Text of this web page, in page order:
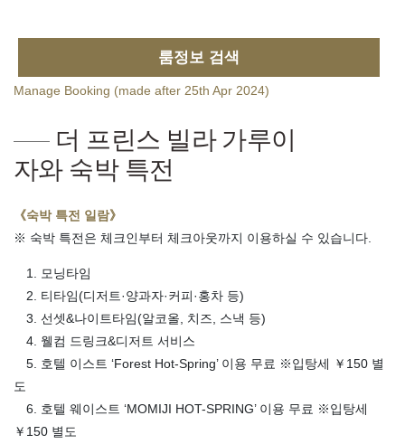
룸정보 검색
Manage Booking (made after 25th Apr 2024)
더 프린스 빌라 가루이
자와 숙박 특전
《숙박 특전 일람》
※ 숙박 특전은 체크인부터 체크아웃까지 이용하실 수 있습니다.
1. 모닝타임
2. 티타임(디저트·양과자·커피·홍차 등)
3. 선셋&나이트타임(알코올, 치즈, 스낵 등)
4. 웰컴 드링크&디저트 서비스
5. 호텔 이스트 ‘Forest Hot-Spring’ 이용 무료 ※입탕세 ￥150 별
도
6. 호텔 웨이스트 ‘MOMIJI HOT-SPRING’ 이용 무료 ※입탕세
￥150 별도